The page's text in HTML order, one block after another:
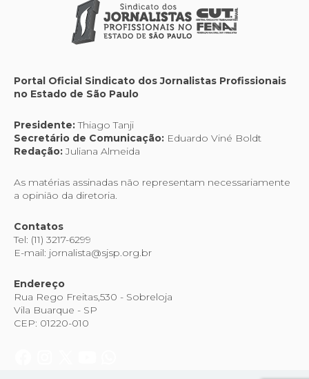
Portal Oficial Sindicato dos Jornalistas Profissionais
no Estado de São Paulo
Presidente:Thiago Tanji
Secretário de Comunicação: Eduardo Viné Boldt
Redação:Juliana Almeida
As matérias assinadas não representam necessariamente
a opinião da diretoria.
Contatos
Tel: (11) 3217-6299
E-mail: jornalista@sjsp.org.br
Endereço
Rua Rego Freitas,530 - Sobreloja
Vila Buarque - SP
CEP: 01220-010